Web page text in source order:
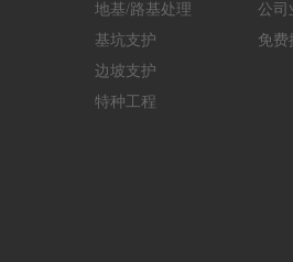
地基/路基处理
基坑支护
边坡支护
特种工程
公司
免费